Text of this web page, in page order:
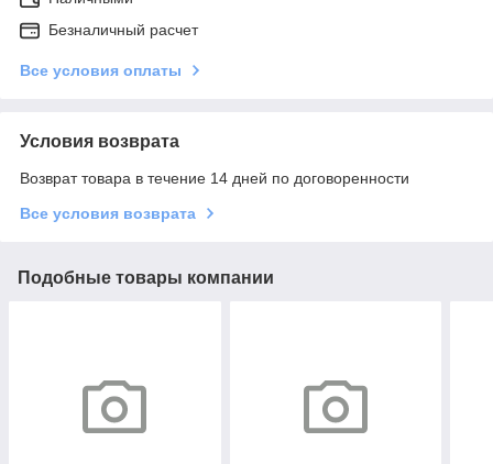
Безналичный расчет
Все условия оплаты
Условия возврата
Возврат товара в течение 14 дней по договоренности
Все условия возврата
Подобные товары компании